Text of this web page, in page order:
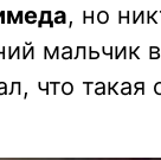
, но
мальчик
что такая